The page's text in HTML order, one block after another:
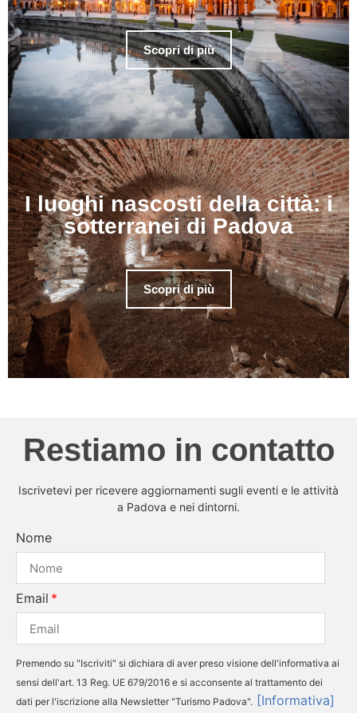
Scopri di più
I luoghi nascosti della città: i
sotterranei di Padova
Scopri di più
Restiamo in contatto
Iscrivetevi per ricevere aggiornamenti sugli eventi e le attività
a Padova e nei dintorni.
Nome
Email
Premendo su "Iscriviti" si dichiara di aver preso visione dell'informativa ai
sensi dell'art. 13 Reg. UE 679/2016 e si acconsente al trattamento dei
dati per l'iscrizione alla Newsletter "Turismo Padova". [Informativa]